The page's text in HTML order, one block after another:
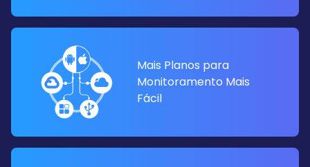
Mais Planos para
Monitoramento Mais
Fácil